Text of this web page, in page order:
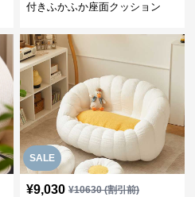
付きふかふか座面クッション
SALE
¥9,030 ¥10630(割引前)